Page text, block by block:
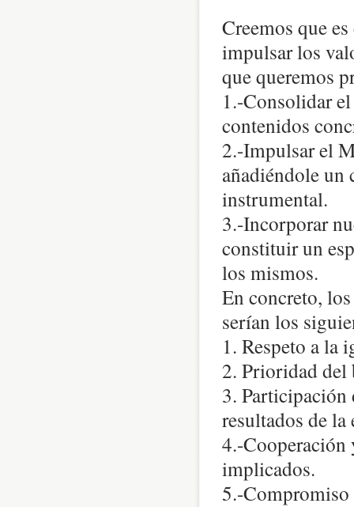
Creemos que
impulsar los
que queremos
1.-Consolidar
contenidos
2.-Impulsar el
añadiéndole un
instrumental.
3.-Incorporar
constituir un
los mismos.
En concreto,
serían los
1. Respeto a la
2. Prioridad del
3. Participación
resultados de la
4.-
implicados.
5.-